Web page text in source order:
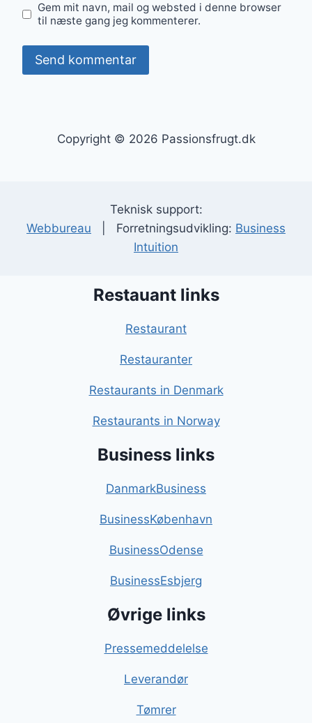
Gem mit navn, mail og websted i denne browser
til næste gang jeg kommenterer.
Copyright © 2026 Passionsfrugt.dk
Teknisk support:
Webbureau | Forretningsudvikling: Business
Intuition
Restauant links
Restaurant
Restauranter
Restaurants in Denmark
Restaurants in Norway
Business links
DanmarkBusiness
BusinessKøbenhavn
BusinessOdense
BusinessEsbjerg
Øvrige links
Pressemeddelelse
Leverandør
Tømrer